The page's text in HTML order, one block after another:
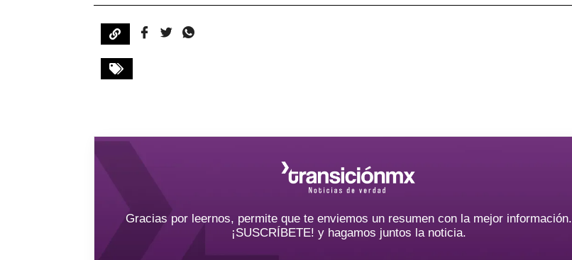
Gracias por leernos, permite que te enviemos un resumen con la mejor información.
¡SUSCRÍBETE! y hagamos juntos la noticia.